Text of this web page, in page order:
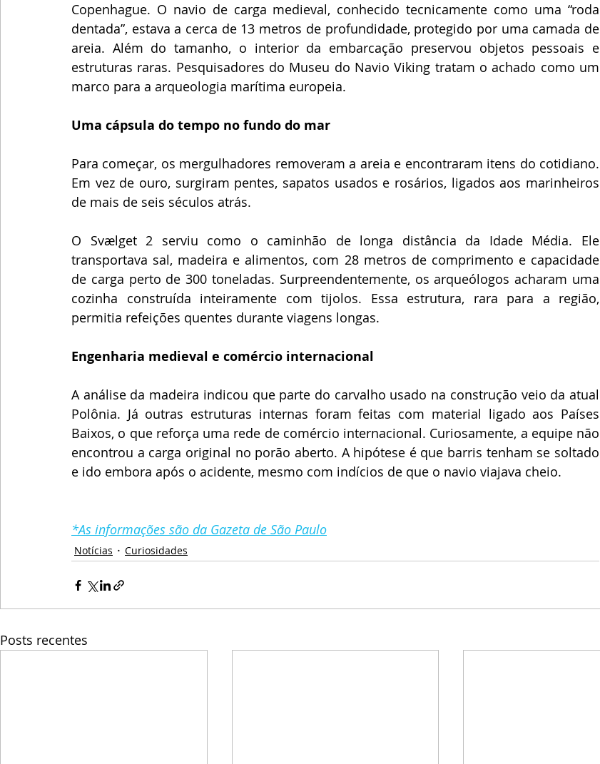
Copenhague. O navio de carga medieval, conhecido tecnicamente como uma “roda
dentada”, estava a cerca de 13 metros de profundidade, protegido por uma camada de
areia. Além do tamanho, o interior da embarcação preservou objetos pessoais e
estruturas raras. Pesquisadores do Museu do Navio Viking tratam o achado como um
marco para a arqueologia marítima europeia.
Uma cápsula do tempo no fundo do mar
Para começar, os mergulhadores removeram a areia e encontraram itens do cotidiano.
Em vez de ouro, surgiram pentes, sapatos usados e rosários, ligados aos marinheiros
de mais de seis séculos atrás.
O Svælget 2 serviu como o caminhão de longa distância da Idade Média. Ele
transportava sal, madeira e alimentos, com 28 metros de comprimento e capacidade
de carga perto de 300 toneladas. Surpreendentemente, os arqueólogos acharam uma
cozinha construída inteiramente com tijolos. Essa estrutura, rara para a região,
permitia refeições quentes durante viagens longas.
Engenharia medieval e comércio internacional
A análise da madeira indicou que parte do carvalho usado na construção veio da atual
Polônia. Já outras estruturas internas foram feitas com material ligado aos Países
Baixos, o que reforça uma rede de comércio internacional. Curiosamente, a equipe não
encontrou a carga original no porão aberto. A hipótese é que barris tenham se soltado
e ido embora após o acidente, mesmo com indícios de que o navio viajava cheio.
*As informações são da Gazeta de São Paulo
Notícias Curiosidades
Posts recentes